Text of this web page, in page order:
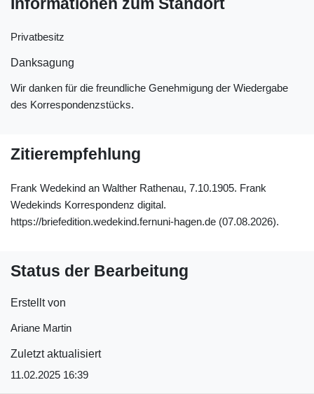
Informationen zum Standort
Privatbesitz
Danksagung
Wir danken für die freundliche Genehmigung der Wiedergabe
des Korrespondenzstücks.
Zitierempfehlung
Frank Wedekind an Walther Rathenau, 7.10.1905. Frank
Wedekinds Korrespondenz digital.
https://briefedition.wedekind.fernuni-hagen.de (07.08.2026).
Status der Bearbeitung
Erstellt von
Ariane Martin
Zuletzt aktualisiert
11.02.2025 16:39